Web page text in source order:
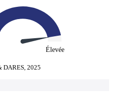
Élevée
DARES, 2025